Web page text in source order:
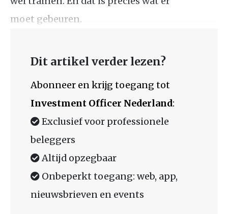
moet gebeuren.
Dit artikel verder lezen?
Abonneer en krijg toegang tot
Investment Officer Nederland:
Exclusief voor professionele
beleggers
Altijd opzegbaar
Onbeperkt toegang: web, app,
nieuwsbrieven en events